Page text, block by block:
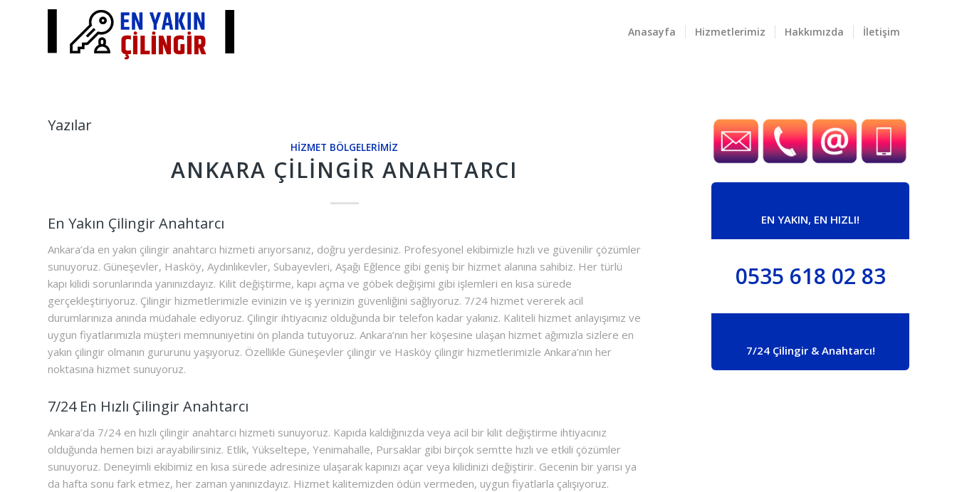
Anasayfa Hizmetlerimiz Hakkımızda İletişim
Yazılar
HIZMET BÖLGELERIMIZ
ANKARA ÇILINGIR ANAHTARCI
En Yakın Çilingir Anahtarcı
Ankara’da en yakın çilingir anahtarcı hizmeti arıyorsanız, doğru yerdesiniz. Profesyonel ekibimizle hızlı ve güvenilir çözümler
sunuyoruz. Güneşevler, Hasköy, Aydınlıkevler, Subayevleri, Aşağı Eğlence gibi geniş bir hizmet alanına sahibiz. Her türlü
kapı kilidi sorunlarında yanınızdayız. Kilit değiştirme, kapı açma ve göbek değişimi gibi işlemleri en kısa sürede
gerçekleştiriyoruz. Çilingir hizmetlerimizle evinizin ve iş yerinizin güvenliğini sağlıyoruz. 7/24 hizmet vererek acil
durumlarınıza anında müdahale ediyoruz. Çilingir ihtiyacınız olduğunda bir telefon kadar yakınız. Kaliteli hizmet anlayışımız ve
uygun fiyatlarımızla müşteri memnuniyetini ön planda tutuyoruz. Ankara’nın her köşesine ulaşan hizmet ağımızla sizlere en
yakın çilingir olmanın gururunu yaşıyoruz. Özellikle Güneşevler çilingir ve Hasköy çilingir hizmetlerimizle Ankara’nın her
noktasına hizmet sunuyoruz.
7/24 En Hızlı Çilingir Anahtarcı
Ankara’da 7/24 en hızlı çilingir anahtarcı hizmeti sunuyoruz. Kapıda kaldığınızda veya acil bir kilit değiştirme ihtiyacınız
olduğunda hemen bizi arayabilirsiniz. Etlik, Yükseltepe, Yenimahalle, Pursaklar gibi birçok semtte hızlı ve etkili çözümler
sunuyoruz. Deneyimli ekibimiz en kısa sürede adresinize ulaşarak kapınızı açar veya kilidinizi değiştirir. Gecenin bir yarısı ya
da hafta sonu fark etmez, her zaman yanınızdayız. Hizmet kalitemizden ödün vermeden, uygun fiyatlarla çalışıyoruz.
EN YAKIN, EN HIZLI!
0535 618 02 83
7/24 Çilingir & Anahtarcı!